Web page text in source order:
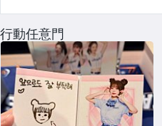
行動任意門